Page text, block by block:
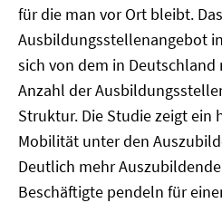
für die man vor Ort bleibt. Das
Ausbildungsstellenangebot
sich von dem in Deutschland
Anzahl der
Struktur. Die Studie zeigt ein
Mobilität unter den
Deutlich mehr
Beschäftigte pendeln für